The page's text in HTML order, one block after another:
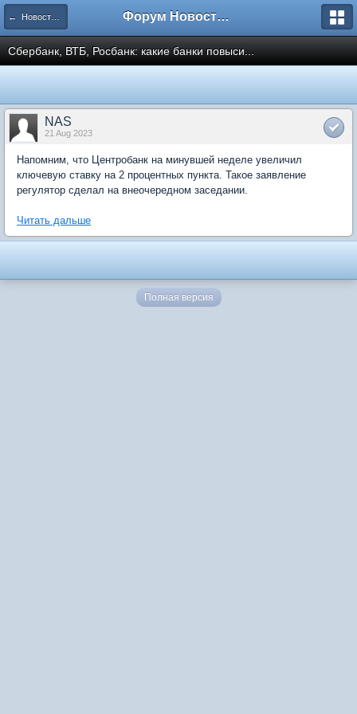
← Новости рынка недвижимости Форум Новостройки
Сбербанк, ВТБ, Росбанк: какие банки повыси...
NAS
21 Aug 2023
Напомним, что Центробанк на минувшей неделе увеличил
ключевую ставку на 2 процентных пункта. Такое заявление
регулятор сделал на внеочередном заседании.
Читать дальше
Полная версия